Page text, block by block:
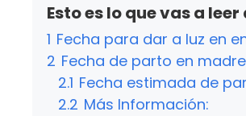
Esto es lo que vas a leer
1 Fecha para dar a luz en
2 Fecha de parto en
2.1 Fecha estimada de
2.2 Más Información: